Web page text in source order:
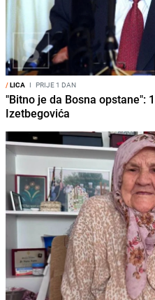
/LICA I PRIJE 1 DAN
"Bitno je da Bosna opstane":
Izetbegovića